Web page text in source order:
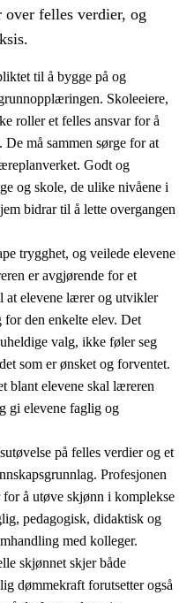
skole
over felles verdier, og
til å bygge på og
Skoleeiere,
roller et felles ansvar for å
må sammen sørge for at
Godt og
og skole, de ulike nivåene i
bidrar til å lette overgangen
trygghet, og veilede elevene
er avgjørende for et
elevene lærer og utvikler
den enkelte elev. Det
valg, ikke føler seg
som er ønsket og forventet.
blant elevene skal læreren
gi elevene faglig og
på felles verdier og et
Profesjonen
å utøve skjønn i komplekse
pedagogisk, didaktisk og
med kolleger.
skjønnet skjer både
dømmekraft forutsetter også